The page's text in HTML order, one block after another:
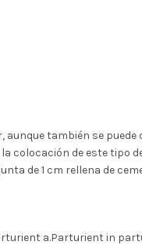
aunque también se puede
colocación de este tipo
de 1 cm rellena de
a.Parturient in